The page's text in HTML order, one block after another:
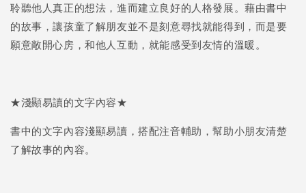
聆聽他人真正的想法，進而建立良好的人格發展。藉由書中
的故事，讓孩童了解朋友並不是刻意尋找就能得到，而是要
願意敞開心房，和他人互動，就能感受到友情的溫暖。
★淺顯易讀的文字內容★
書中的文字內容淺顯易讀，搭配注音輔助，幫助小朋友清楚
了解故事的內容。